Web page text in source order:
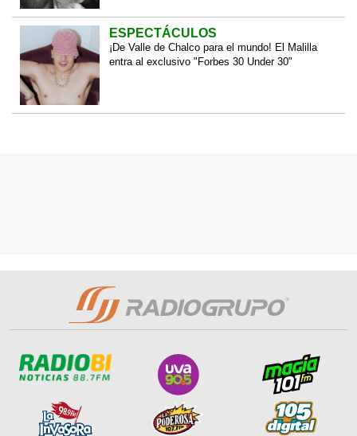
ESPECTÁCULOS
¡De Valle de Chalco para el mundo! El Malilla
entra al exclusivo "Forbes 30 Under 30"